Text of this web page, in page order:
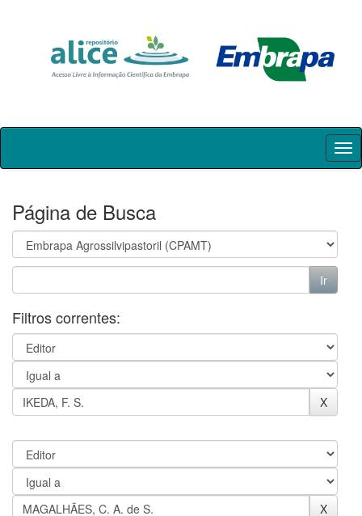
Skip
Página de Busca
Filtros correntes: